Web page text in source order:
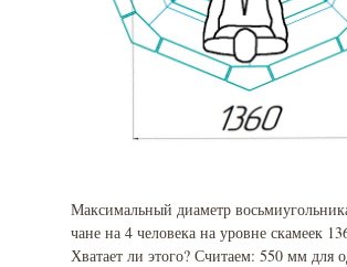
Максимальный диаметр
чане на 4 человека на уровне скамеек
Хватает ли этого? Считаем: 550 мм для